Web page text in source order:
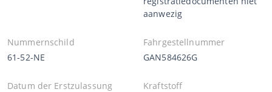
aanwezig
Nummernschild
61-52-NE
Fahrgestellnummer
GAN584626G
Datum der Erstzulassung
Kraftstoff